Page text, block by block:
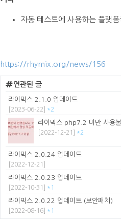
자동 테스트에 사용하는 플랫
https://rhymix.org/news/156
연관된 글
라이믹스 2.1.0 업데이트
[2023-06-22] *2
라이믹스 php7.2 미만 사용
[2022-12-21] *2
라이믹스 2.0.24 업데이트
[2022-12-21]
라이믹스 2.0.23 업데이트
[2022-10-31] *1
라이믹스 2.0.22 업데이트 (보안패치)
[2022-08-16] *1